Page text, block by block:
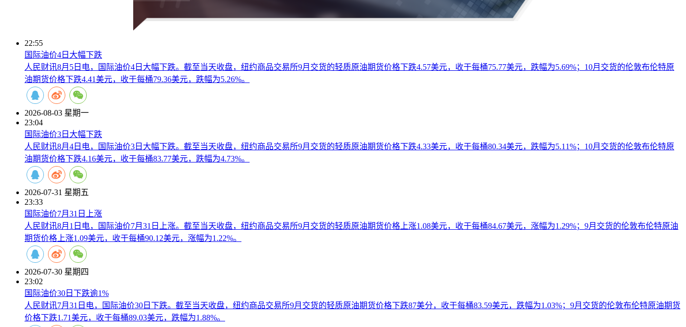
22:55
国际油价4日大幅下跌
人民财讯8月5日电，国际油价4日大幅下跌。截至当天收盘，纽约商品交易所9月交货的轻质原油期货价格下跌4.57美元，收于每桶75.77美元，跌幅为5.69%；10月交货的伦敦布伦特原
油期货价格下跌4.41美元，收于每桶79.36美元，跌幅为5.26%。
2026-08-03 星期一
23:04
国际油价3日大幅下跌
人民财讯8月4日电，国际油价3日大幅下跌。截至当天收盘，纽约商品交易所9月交货的轻质原油期货价格下跌4.33美元，收于每桶80.34美元，跌幅为5.11%；10月交货的伦敦布伦特原
油期货价格下跌4.16美元，收于每桶83.77美元，跌幅为4.73%。
2026-07-31 星期五
23:33
国际油价7月31日上涨
人民财讯8月1日电，国际油价7月31日上涨。截至当天收盘，纽约商品交易所9月交货的轻质原油期货价格上涨1.08美元，收于每桶84.67美元，涨幅为1.29%；9月交货的伦敦布伦特原油
期货价格上涨1.09美元，收于每桶90.12美元，涨幅为1.22%。
2026-07-30 星期四
23:02
国际油价30日下跌逾1%
人民财讯7月31日电，国际油价30日下跌。截至当天收盘，纽约商品交易所9月交货的轻质原油期货价格下跌87美分，收于每桶83.59美元，跌幅为1.03%；9月交货的伦敦布伦特原油期货
价格下跌1.71美元，收于每桶89.03美元，跌幅为1.88%。